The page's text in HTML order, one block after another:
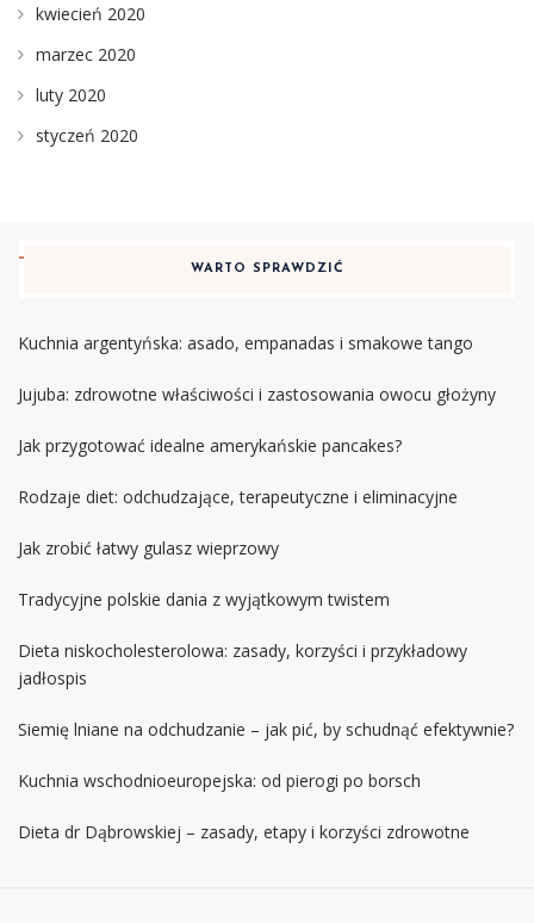
kwiecień 2020
marzec 2020
luty 2020
styczeń 2020
WARTO SPRAWDZIĆ
Kuchnia argentyńska: asado, empanadas i smakowe tango
Jujuba: zdrowotne właściwości i zastosowania owocu głożyny
Jak przygotować idealne amerykańskie pancakes?
Rodzaje diet: odchudzające, terapeutyczne i eliminacyjne
Jak zrobić łatwy gulasz wieprzowy
Tradycyjne polskie dania z wyjątkowym twistem
Dieta niskocholesterolowa: zasady, korzyści i przykładowy
jadłospis
Siemię lniane na odchudzanie – jak pić, by schudnąć efektywnie?
Kuchnia wschodnioeuropejska: od pierogi po borsch
Dieta dr Dąbrowskiej – zasady, etapy i korzyści zdrowotne